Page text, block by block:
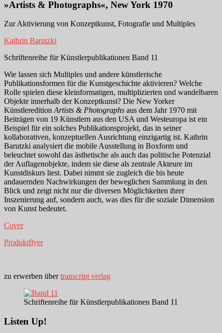
»Artists & Photographs«, New York 1970
Zur Aktivierung von Konzeptkunst, Fotografie und Multiples
Kathrin Barutzki
Schriftenreihe für Künstlerpublikationen Band 11
Wie lassen sich Multiples und andere künstlerische
Publikationsformen für die Kunstgeschichte aktivieren? Welche
Rolle spielen diese kleinformatigen, multiplizierten und wandelbaren
Objekte innerhalb der Konzeptkunst? Die New Yorker
Künstleredition Artists & Photographs aus dem Jahr 1970 mit
Beiträgen von 19 Künstlern aus den USA und Westeuropa ist ein
Beispiel für ein solches Publikationsprojekt, das in seiner
kollaborativen, konzeptuellen Ausrichtung einzigartig ist. Kathrin
Barutzki analysiert die mobile Ausstellung in Boxform und
beleuchtet sowohl das ästhetische als auch das politische Potenzial
der Auflagenobjekte, indem sie diese als zentrale Akteure im
Kunstdiskurs liest. Dabei nimmt sie zugleich die bis heute
andauernden Nachwirkungen der beweglichen Sammlung in den
Blick und zeigt nicht nur die diversen Möglichkeiten ihrer
Inszenierung auf, sondern auch, was dies für die soziale Dimension
von Kunst bedeutet.
Cover
Produktflyer
zu erwerben übertranscript verlag
Schriftenreihe für Künstlerpublikationen Band 11
Listen Up!